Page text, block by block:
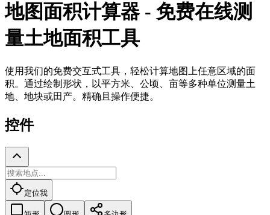
地图面积计算器 - 免费在线测
量土地面积工具
使用我们的免费交互式工具，轻松计算地图上任意区域的面
积。通过绘制形状，以平方米、公顷、亩等多种单位测量土
地、地块或田产。精确且操作便捷。
控件
定位我